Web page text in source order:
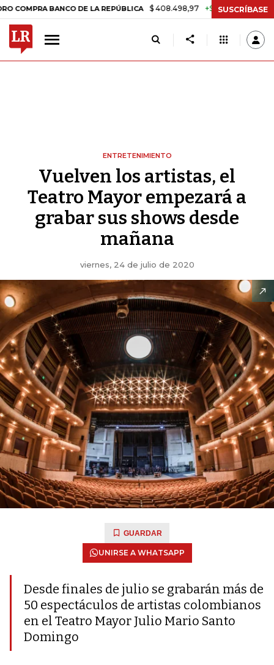
BANCO DE LA REPÚBLICA $ 408.498,97 +$ 8.753,81 +2,19%
SUSCRÍBASE
ENTRETENIMIENTO
Vuelven los artistas, el
Teatro Mayor empezará a
grabar sus shows desde
mañana
viernes, 24 de julio de 2020
GUARDAR
UNIRSE A WHATSAPP
Desde finales de julio se grabarán más de
50 espectáculos de artistas colombianos
en el Teatro Mayor Julio Mario Santo
Domingo